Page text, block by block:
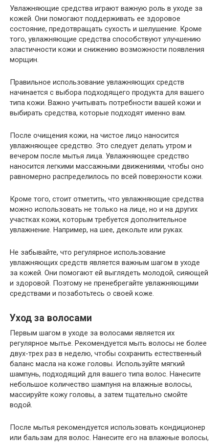
Увлажняющие средства играют важную роль в уходе за
кожей. Они помогают поддерживать ее здоровое
состояние, предотвращать сухость и шелушение. Кроме
того, увлажняющие средства способствуют улучшению
эластичности кожи и снижению возможности появления
морщин.
Правильное использование увлажняющих средств
начинается с выбора подходящего продукта для вашего
типа кожи. Важно учитывать потребности вашей кожи и
выбирать средства, которые подходят именно вам.
После очищения кожи, на чистое лицо наносится
увлажняющее средство. Это следует делать утром и
вечером после мытья лица. Увлажняющее средство
наносится легкими массажными движениями, чтобы оно
равномерно распределилось по всей поверхности кожи.
Кроме того, стоит отметить, что увлажняющие средства
можно использовать не только на лице, но и на других
участках кожи, которым требуется дополнительное
увлажнение. Например, на шее, декольте или руках.
Не забывайте, что регулярное использование
увлажняющих средств является важным шагом в уходе
за кожей. Они помогают ей выглядеть молодой, сияющей
и здоровой. Поэтому не пренебрегайте увлажняющими
средствами и позаботьтесь о своей коже.
Уход за волосами
Первым шагом в уходе за волосами является их
регулярное мытье. Рекомендуется мыть волосы не более
двух-трех раз в неделю, чтобы сохранить естественный
баланс масла на коже головы. Используйте мягкий
шампунь, подходящий для вашего типа волос. Нанесите
небольшое количество шампуня на влажные волосы,
массируйте кожу головы, а затем тщательно смойте
водой.
После мытья рекомендуется использовать кондиционер
или бальзам для волос. Нанесите его на влажные волосы,